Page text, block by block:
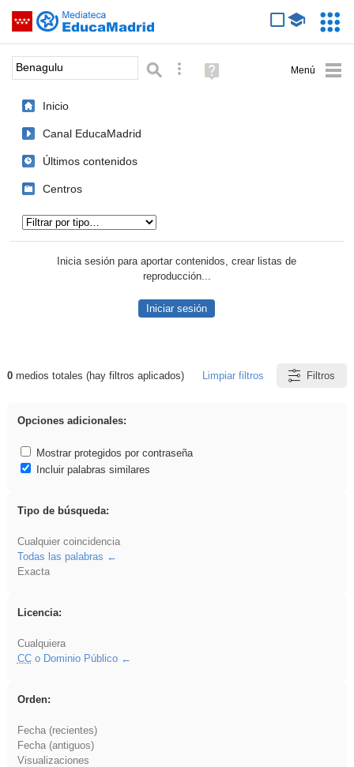
Saltar navegación
Palabra o frase: Búsqueda avanzada
Ayuda
(en
Inicio
Canal EducaMadrid
Últimos contenidos
Centros
Inicia sesión para aportar contenidos, crear listas de
reproducción...
Iniciar sesión
Resultados de: Benagulu
0medios totales (hay filtros aplicados) Limpiar filtros Filtros
Opciones adicionales:
Mostrar protegidos por contraseña
Incluir palabras similares
Tipo de búsqueda:
Cualquier coincidencia
Todas las palabras
Exacta
Licencia:
Cualquiera
CCo Dominio Público
Orden:
Fecha (recientes)
Fecha (antiguos)
Visualizaciones